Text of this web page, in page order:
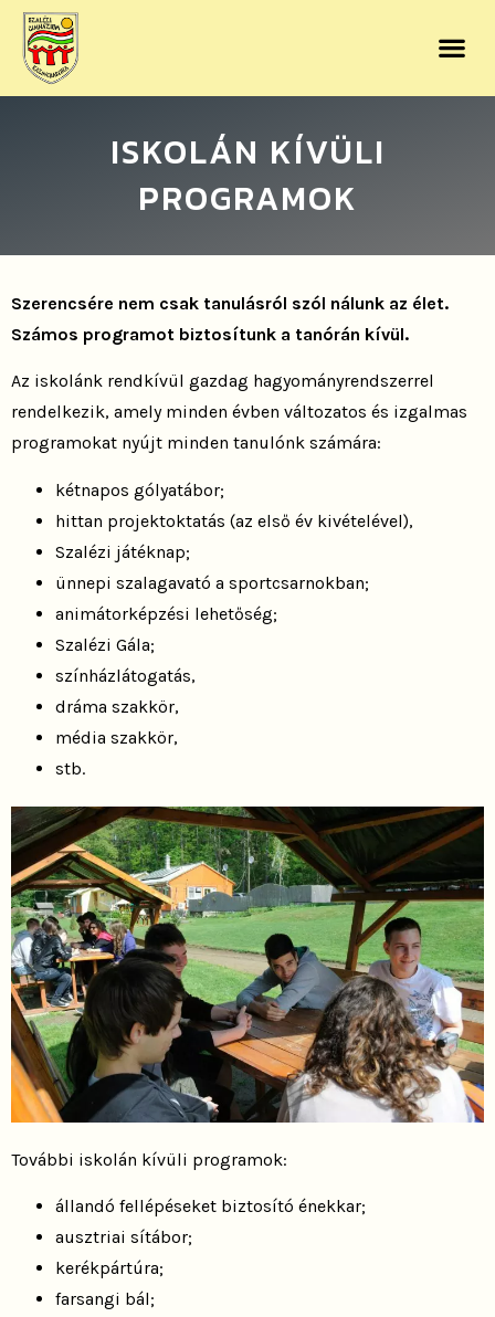
ISKOLÁN KÍVÜLI
PROGRAMOK
Szerencsére nem csak tanulásról szól nálunk az élet.
Számos programot biztosítunk a tanórán kívül.
Az iskolánk rendkívül gazdag hagyományrendszerrel
rendelkezik, amely minden évben változatos és izgalmas
programokat nyújt minden tanulónk számára:
kétnapos gólyatábor;
hittan projektoktatás (az első év kivételével),
Szalézi játéknap;
ünnepi szalagavató a sportcsarnokban;
animátorképzési lehetőség;
Szalézi Gála;
színházlátogatás,
dráma szakkör,
média szakkör,
stb.
További iskolán kívüli programok:
állandó fellépéseket biztosító énekkar;
ausztriai sítábor;
kerékpártúra;
farsangi bál;